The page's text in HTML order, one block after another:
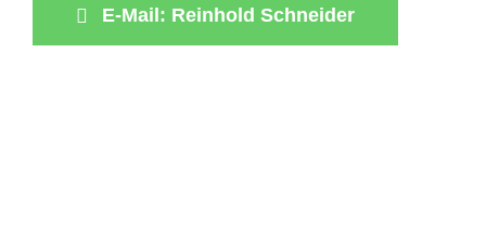
E-Mail: Reinhold Schneider